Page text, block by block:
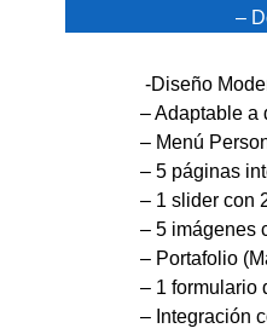
–
-Diseño
– Adaptable a
– Menú
– 5 páginas
– 1 slider con
– 5 imágenes
– Portafolio
– 1 formulario
– Integración